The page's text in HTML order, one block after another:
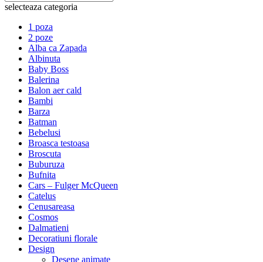
selecteaza categoria
1 poza
2 poze
Alba ca Zapada
Albinuta
Baby Boss
Balerina
Balon aer cald
Bambi
Barza
Batman
Bebelusi
Broasca testoasa
Broscuta
Buburuza
Bufnita
Cars – Fulger McQueen
Catelus
Cenusareasa
Cosmos
Dalmatieni
Decoratiuni florale
Design
Desene animate